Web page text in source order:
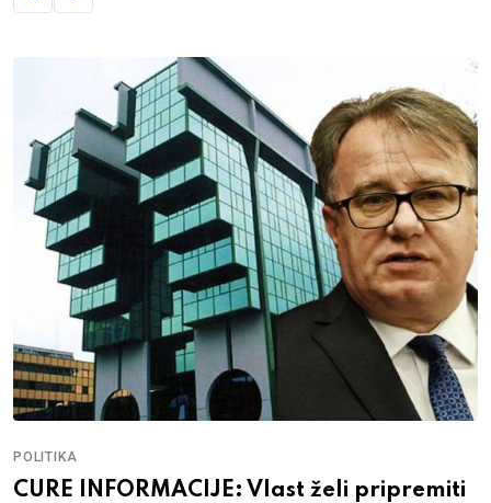
POLITIKA
CURE INFORMACIJE: Vlast želi pripremiti